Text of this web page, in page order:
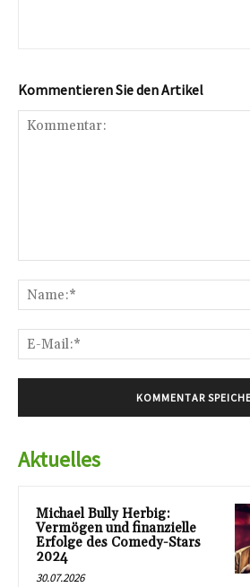
Kommentieren Sie den Artikel
Aktuelles
Michael Bully Herbig:
Vermögen und finanzielle
Erfolge des Comedy-Stars
2024
30.07.2026